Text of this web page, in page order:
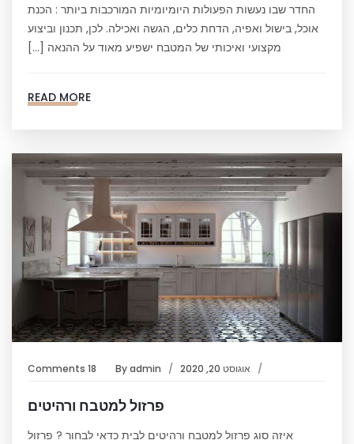
החדר שבו נעשות הפעולות היומיומיות המורכבות ביותר : הכנת
אוכל, בישול ואפיה, הדחת כלים, הגשה ואכילה. לכן, תכנון וביצוע
מקצועי ואיכותי של המטבח ישפיע מאוד על ההנאה […]
READ MORE
אוגוסט 20, 2020 Byadmin
18 Comments
פרזול למטבח ורהיטים
איזה סוג פרזול למטבח ורהיטים לבית כדאי לבחור ? פרזול